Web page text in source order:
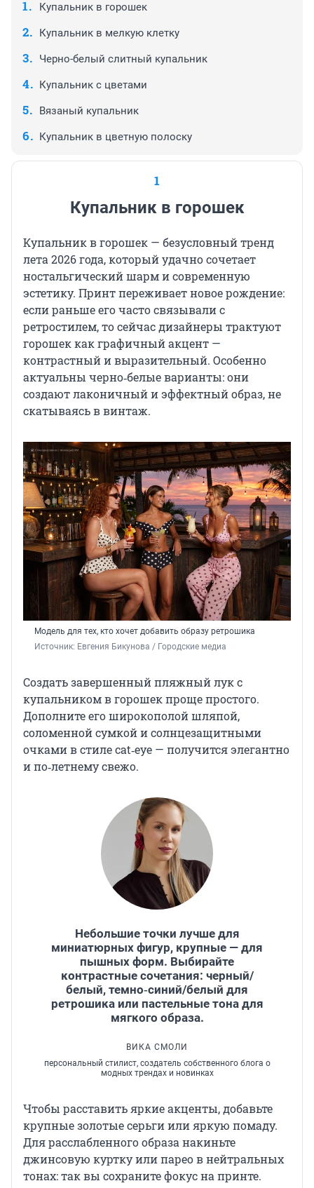
Купальник в горошек
Купальник в мелкую клетку
Черно-белый слитный купальник
Купальник с цветами
Вязаный купальник
Купальник в цветную полоску
1
Купальник в горошек
Купальник в горошек — безусловный тренд
лета 2026 года, который удачно сочетает
ностальгический шарм и современную
эстетику. Принт переживает новое рождение:
если раньше его часто связывали с
ретростилем, то сейчас дизайнеры трактуют
горошек как графичный акцент —
контрастный и выразительный. Особенно
актуальны черно‑белые варианты: они
создают лаконичный и эффектный образ, не
скатываясь в винтаж.
Модель для тех, кто хочет добавить образу ретрошика
Источник: Евгения Бикунова / Городские медиа
Создать завершенный пляжный лук с
купальником в горошек проще простого.
Дополните его широкополой шляпой,
соломенной сумкой и солнцезащитными
очками в стиле cat‑eye — получится элегантно
и по‑летнему свежо.
Небольшие точки лучше для
миниатюрных фигур, крупные — для
пышных форм. Выбирайте
контрастные сочетания: черный/
белый, темно‑синий/белый для
ретрошика или пастельные тона для
мягкого образа.
ВИКА СМОЛИ
персональный стилист, создатель собственного блога о
модных трендах и новинках
Чтобы расставить яркие акценты, добавьте
крупные золотые серьги или яркую помаду.
Для расслабленного образа накиньте
джинсовую куртку или парео в нейтральных
тонах: так вы сохраните фокус на принте.